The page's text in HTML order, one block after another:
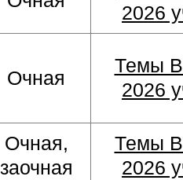
2026
Очная
Темы
2026
Очная,
заочная
Темы
2026